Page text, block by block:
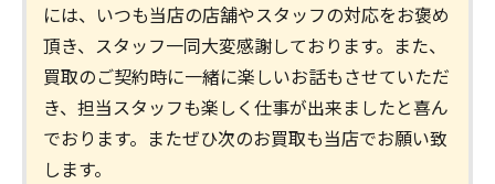
には、いつも当店の店舗やスタッフの対応をお褒め
頂き、スタッフ一同大変感謝しております。また、
買取のご契約時に一緒に楽しいお話もさせていただ
き、担当スタッフも楽しく仕事が出来ましたと喜ん
でおります。またぜひ次のお買取も当店でお願い致
します。